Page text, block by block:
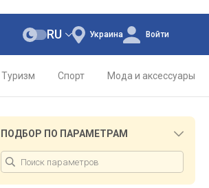
Украина
RU Войти
Туризм Спорт Мода и аксессуары
ПОДБОР ПО ПАРАМЕТРАМ